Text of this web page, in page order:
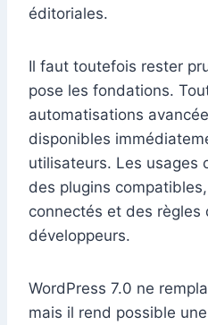
éditoriales.
Il faut toutefois rester
pose les fondations.
automatisations
disponibles
utilisateurs. Les usages
des plugins
connectés et des règles
développeurs.
WordPress 7.0 ne
mais il rend possible